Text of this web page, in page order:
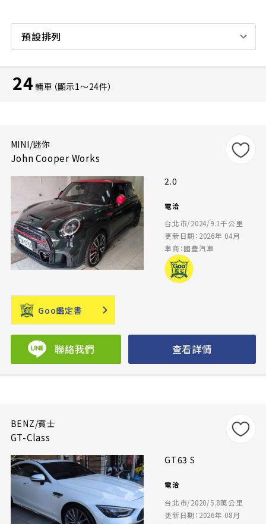
24 輛車（顯示1〜24件）
預設排列
MINI/迷你
John Cooper Works
2.0
電洽
台北市/2024/9.1千公里
更新日期：2026年 04月
車商：國豐汽車
Goo鑑定書
聯絡我們 查看詳情
BENZ/賓士
GT-Class
GT63 S
電洽
台北市/2020/5.8萬公里
更新日期：2026年 08月